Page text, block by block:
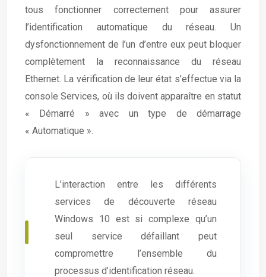
tous fonctionner correctement pour assurer
l’identification automatique du réseau. Un
dysfonctionnement de l’un d’entre eux peut bloquer
complètement la reconnaissance du réseau
Ethernet. La vérification de leur état s’effectue via la
console Services, où ils doivent apparaître en statut
« Démarré » avec un type de démarrage
« Automatique ».
L’interaction entre les différents
services de découverte réseau
Windows 10 est si complexe qu’un
seul service défaillant peut
compromettre l’ensemble du
processus d’identification réseau.